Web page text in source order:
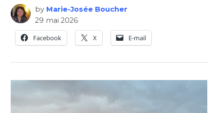
by Marie-Josée Boucher
29 mai 2026
Facebook
X E-mail